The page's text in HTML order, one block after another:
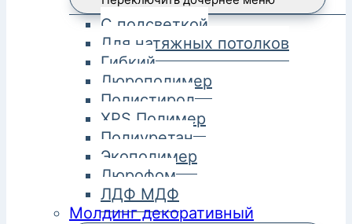
С подсветкой
Для натяжных потолков
Гибкий
Дюрополимер
Полистирол
XPS Полимер
Полиуретан
Экополимер
Дюрофом
ЛДФ МДФ
Молдинг декоративный